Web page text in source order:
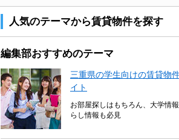
人気のテーマから賃貸物件を探す
編集部おすすめのテーマ
三重県の学生向けの賃貸物
イト
お部屋探しはもちろん、大学情
らし情報も必見